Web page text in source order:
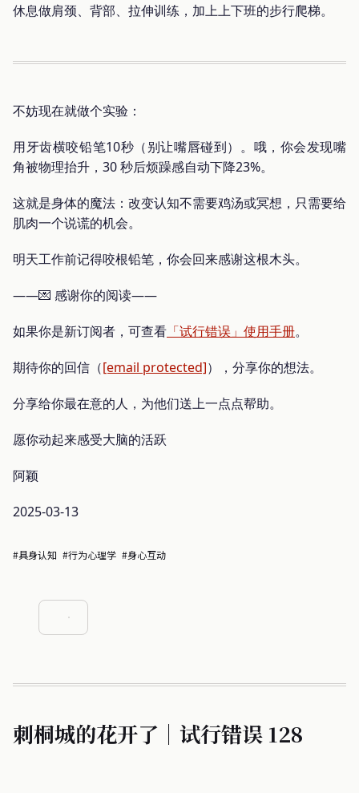
休息做肩颈、背部、拉伸训练，加上上下班的步行爬梯。
不妨现在就做个实验：
用牙齿横咬铅笔10秒（别让嘴唇碰到）。哦，你会发现嘴
角被物理抬升，30 秒后烦躁感自动下降23%。
这就是身体的魔法：改变认知不需要鸡汤或冥想，只需要给
肌肉一个说谎的机会。
明天工作前记得咬根铅笔，你会回来感谢这根木头。
——💌 感谢你的阅读——
如果你是新订阅者，可查看 「试行错误」使用手册。
期待你的回信（[email protected]），分享你的想法。
分享给你最在意的人，为他们送上一点点帮助。
愿你动起来感受大脑的活跃
阿颖
2025-03-13
#具身认知 #行为心理学 #身心互动
刺桐城的花开了｜试行错误 128